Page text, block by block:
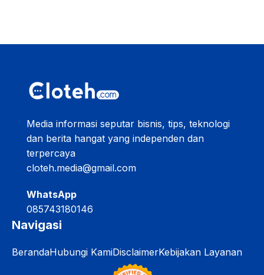
Media informasi seputar bisnis, tips, teknologi
dan berita hangat yang independen dan
terpercaya
cloteh.media@gmail.com
WhatsApp
085743180146
Navigasi
BerandaHubungi KamiDisclaimerKebijakan Layanan